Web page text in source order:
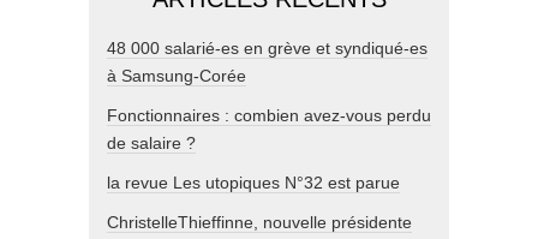
48 000 salarié-es en grève et syndiqué-es
à Samsung-Corée
Fonctionnaires : combien avez-vous perdu
de salaire ?
la revue Les utopiques N°32 est parue
ChristelleThieffinne, nouvelle présidente